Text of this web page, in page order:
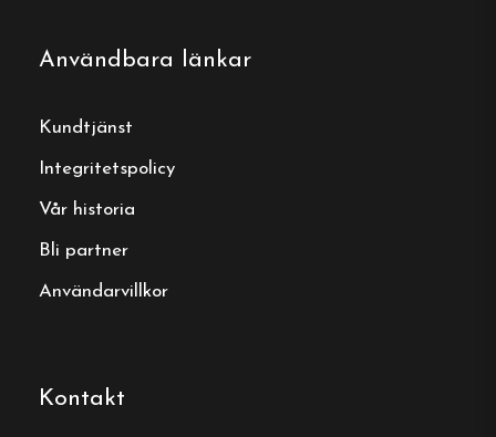
vandring, fiske, kanoting och skidåkning för
Lokal matupplevelse
från vandrarhemmet leder till en lokal
regionala rätter efter en dag av utflykter.
Enkel-, dubbel- och familjerum
Användbara länkar
Kundtjänst
Integritetspolicy
Vår historia
Bli partner
Användarvillkor
Kontakt